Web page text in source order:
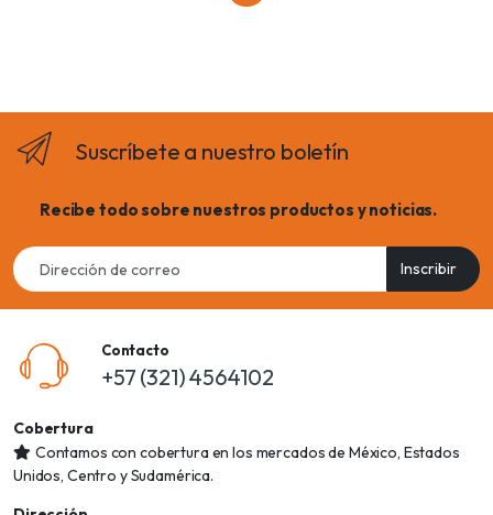
Suscríbete a nuestro boletín
Recibe todo sobre nuestros productos y noticias.
Email
address
Inscribir
Contacto
+57 (321) 4564102
Cobertura
Contamos con cobertura en los mercados de México, Estados
Unidos, Centro y Sudamérica.